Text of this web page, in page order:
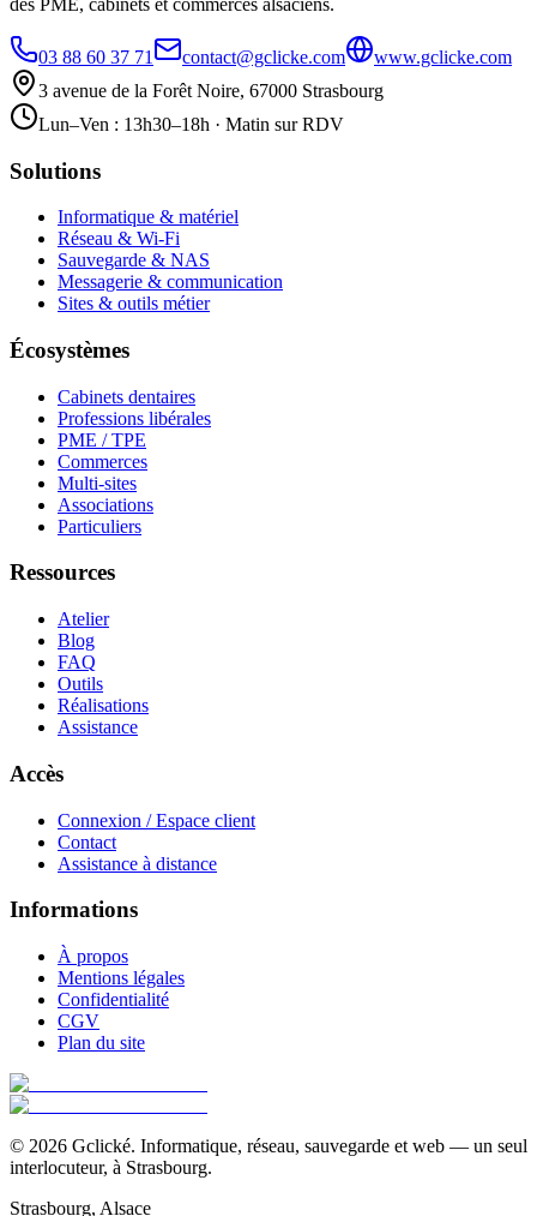
03 88 60 37 71 contact@gclicke.com
www.gclicke.com
3 avenue de la Forêt Noire, 67000 Strasbourg
Lun–Ven : 13h30–18h · Matin sur RDV
Solutions
Informatique & matériel
Réseau & Wi-Fi
Sauvegarde & NAS
Messagerie & communication
Sites & outils métier
Écosystèmes
Cabinets dentaires
Professions libérales
PME / TPE
Commerces
Multi-sites
Associations
Particuliers
Ressources
Atelier
Blog
FAQ
Outils
Réalisations
Assistance
Accès
Connexion / Espace client
Contact
Assistance à distance
Informations
À propos
Mentions légales
Confidentialité
CGV
Plan du site
© 2026 Gclické. Informatique, réseau, sauvegarde et web — un seul
interlocuteur, à Strasbourg.
Strasbourg, Alsace